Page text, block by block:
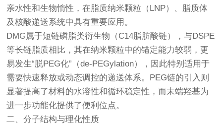
亲水性和生物惰性，在脂质纳米颗粒（LNP）、脂质体
及核酸递送系统中具有重要应用。
DMG属于短链磷脂类衍生物（C14脂肪酸链），与DSPE
等长链脂质相比，其在纳米颗粒中的锚定能力较弱，更
易发生“脱PEG化”（de-PEGylation），因此特别适用于
需要快速释放或动态调控的递送体系。PEG链的引入则
显著提高了材料的水溶性和循环稳定性，而末端羟基为
进一步功能化提供了便利位点。
二、分子结构与理化性质